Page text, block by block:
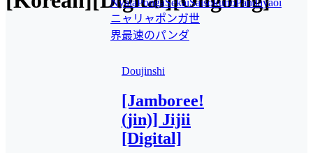
ニャリャポンガ世
界最速のパンダ
Doujinshi
[Jamboree!
(jin)] Jijii
[Digital]